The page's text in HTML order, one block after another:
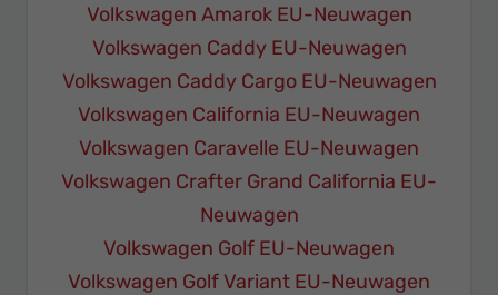
Volkswagen Amarok EU-Neuwagen
Volkswagen Caddy EU-Neuwagen
Volkswagen Caddy Cargo EU-Neuwagen
Volkswagen California EU-Neuwagen
Volkswagen Caravelle EU-Neuwagen
Volkswagen Crafter Grand California EU-
Neuwagen
Volkswagen Golf EU-Neuwagen
Volkswagen Golf Variant EU-Neuwagen